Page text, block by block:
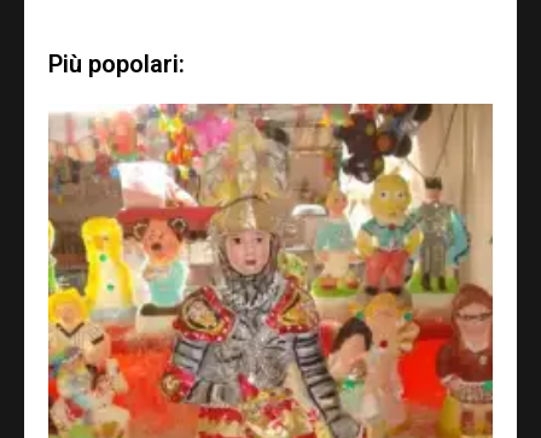
Più popolari: